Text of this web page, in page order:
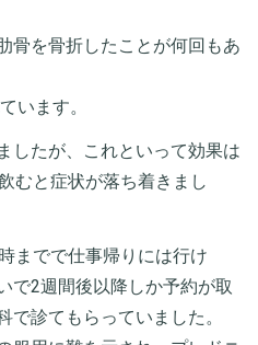
骨を骨折したことが何回もあ
います。
したが、これといって効果は
むと症状が落ち着きまし
までで仕事帰りには行け
で2週間後以降しか予約が取
で診てもらっていました。